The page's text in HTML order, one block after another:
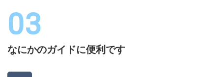
なにかのガイドに便利です